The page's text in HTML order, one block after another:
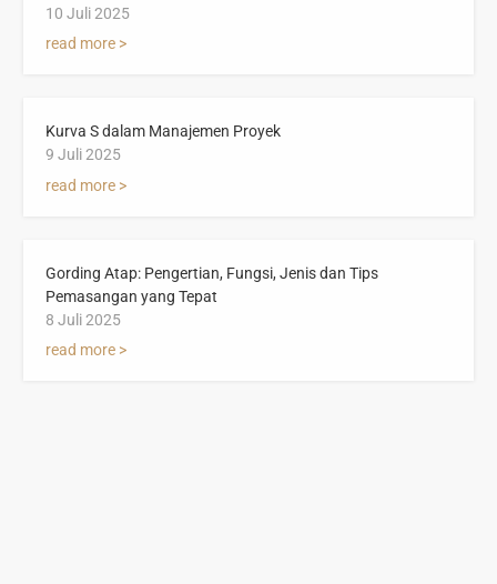
10 Juli 2025
read more >
Kurva S dalam Manajemen Proyek
9 Juli 2025
read more >
Gording Atap: Pengertian, Fungsi, Jenis dan Tips
Pemasangan yang Tepat
8 Juli 2025
read more >